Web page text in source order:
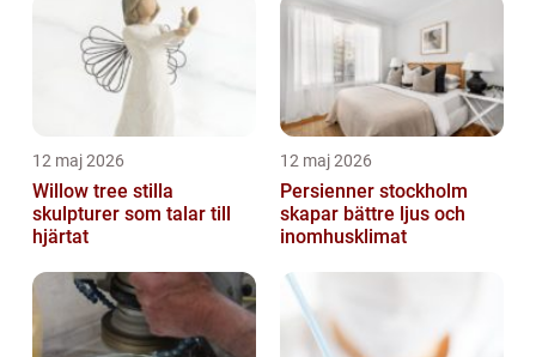
12 maj 2026
Willow tree stilla
skulpturer som talar till
hjärtat
12 maj 2026
Persienner stockholm
skapar bättre ljus och
inomhusklimat